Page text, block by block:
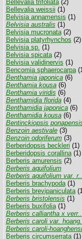
Bellevalia trifoliata(2)
Bellevalia weissii (1)
Belvisia annamensis (1)
Belvisia australis (1)
Belvisia mucronata(2)
Belvisia platyrhynchos (2)
Belvisia sp. (1)
Belvisia spicata(2)
Belvisia validinervis (1)
Bencomia sphaerocarpa
Benthamia japonica(6)
Benthamia kousa(6)
Benthamia viridis (6)
Benthamidia florida(4)
Benthamidia japonica(6)
Benthamidia kousa(6)
Bentinckiopsis
Benzoin aestivale(3)
Benzoin odoriferum(3)
Berberidopsis beckleri (1)
Berberidopsis corallina(1)
Berberis amurensis (2)
Berberis aquifolium
Berberis aquifolium var. r..
Berberis brachypoda(1)
Berberis brevipaniculata
Berberis bristolensis (1)
Berberis buxifolia(1)
Berberis calliantha x verr..
Berberis caroli var.
Berberis caroli-
Berberis circumserrata(1)